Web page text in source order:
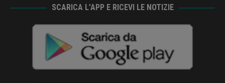
SCARICA L’APP E RICEVI LE NOTIZIE